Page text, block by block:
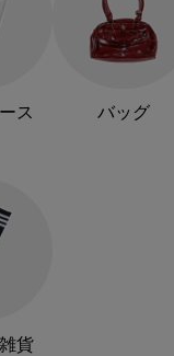
ス バッグ
貨